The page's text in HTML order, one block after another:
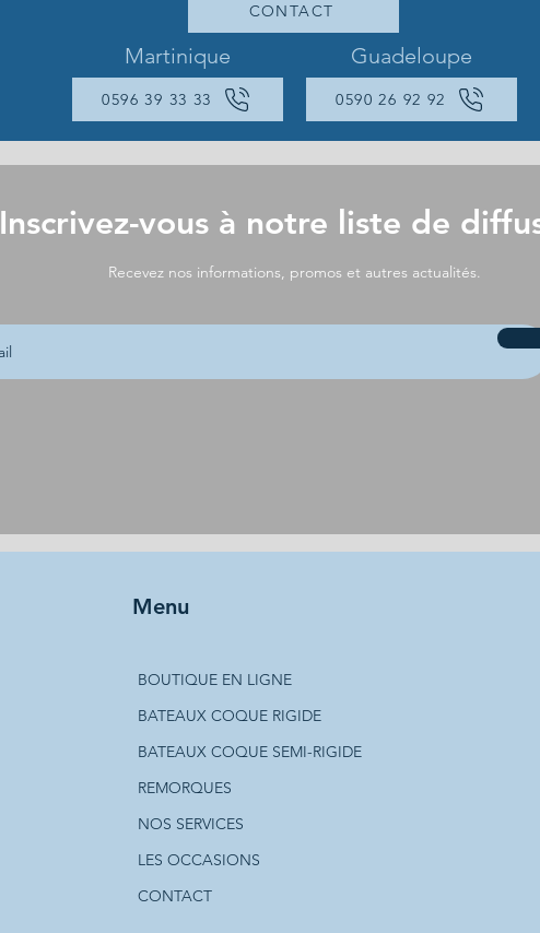
CONTACT
Martinique Guadeloupe
0596 39 33 33 0590 26 92 92
Inscrivez-vous à notre liste de
Recevez nos informations, promos et autres actualités.
Menu
BOUTIQUE EN LIGNE
BATEAUX COQUE RIGIDE
BATEAUX COQUE SEMI-RIGIDE
REMORQUES
NOS SERVICES
LES OCCASIONS
CONTACT